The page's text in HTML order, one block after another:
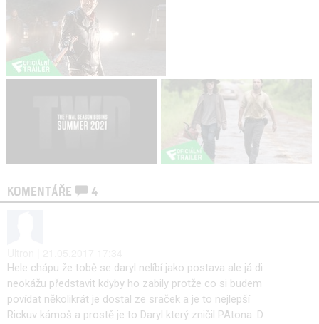
KOMENTÁŘE 4
Hele chápu že tobě se daryl nelíbí jako postava ale já di
neokážu představit kdyby ho zabily protže co si budem
povídat několikrát je dostal ze sraček a je to nejlepší
Rickuv kámoš a prostě je to Daryl který zničil PAtona :D